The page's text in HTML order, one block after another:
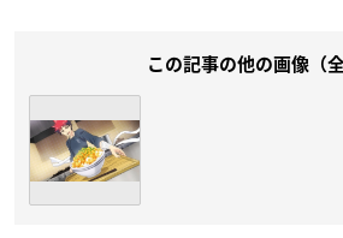
この記事の他の画像（全